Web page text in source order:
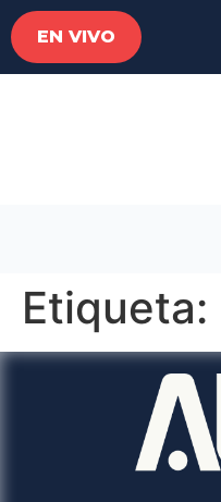
EN VIVO
Etiqueta: